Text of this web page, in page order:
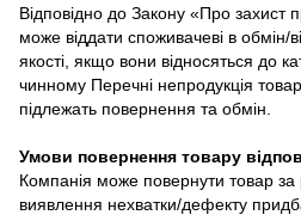
Відповідно до Закону «Про захист
може віддати споживачеві в обмін/
якості, якщо вони відносяться до
чинному Перечні непродукція
підлежать повернення та обмін.
Умови повернення товару
Компанія може повернути товар за
виявлення нехватки/дефекту